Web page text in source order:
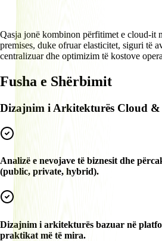
Qasja jonë kombinon përfitimet e cloud-it
premises, duke ofruar elasticitet, siguri të
centralizuar dhe optimizim të kostove
Fusha e Shërbimit
Dizajnim i Arkitekturës Cloud
Analizë e nevojave të biznesit dhe
(public, private, hybrid).
Dizajnim i arkitekturës bazuar në
praktikat më të mira.